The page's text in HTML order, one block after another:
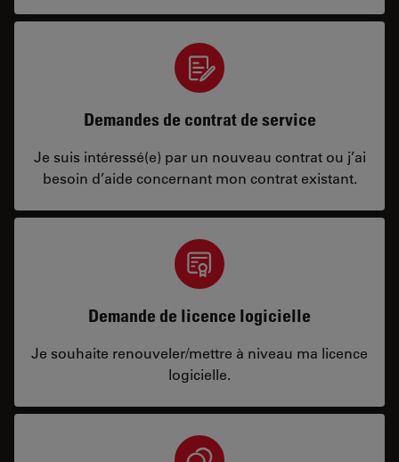
Demandes de contrat de service
Je suis intéressé(e) par un nouveau contrat ou j’ai
besoin d’aide concernant mon contrat existant.
Demande de licence logicielle
Je souhaite renouveler/mettre à niveau ma licence
logicielle.